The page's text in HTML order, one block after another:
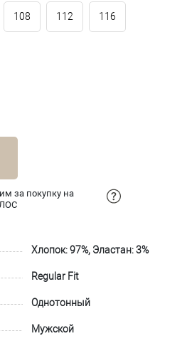
108 112 116
за покупку на
Хлопок: 97%, Эластан: 3%
Regular Fit
Однотонный
Мужской